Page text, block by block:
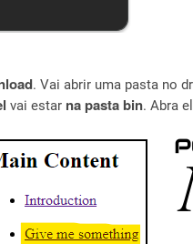
. Vai abrir uma pasta no
vai estar na pasta bin. Abra